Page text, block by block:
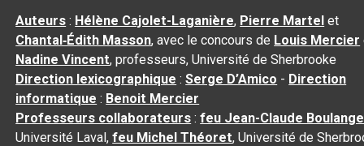
Auteurs : Hélène Cajolet-Laganière, Pierre Martel et
Chantal‑Édith Masson, avec le concours de Louis Mercier
Nadine Vincent, professeurs, Université de Sherbrooke
Direction lexicographique :Serge D’Amico - Direction
informatique : Benoit Mercier
Professeurs collaborateurs :feu Jean-Claude
Université Laval,feu Michel Théoret, Université de